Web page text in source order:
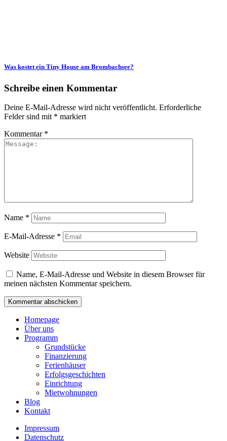
Was kostet ein Tiny House am Brombachsee?
Schreibe einen Kommentar
Deine E-Mail-Adresse wird nicht veröffentlicht. Erforderliche
Felder sind mit * markiert
Kommentar *
Name *
E-Mail-Adresse *
Website
Name, E-Mail-Adresse und Website in diesem Browser für
meinen nächsten Kommentar speichern.
Homepage
Über uns
Programm
Grundstücke
Finanzierung
Ferienhäuser
Erfolgsgeschichten
Einrichtung
Mietwohnungen
Blog
Kontakt
Impressum
Datenschutz